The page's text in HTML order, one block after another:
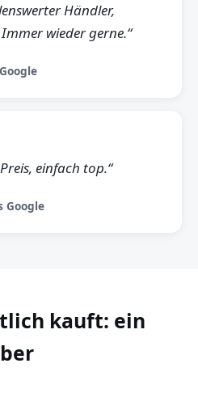
Händler,
wieder gerne.“
einfach top.“
Google
kauft: ein